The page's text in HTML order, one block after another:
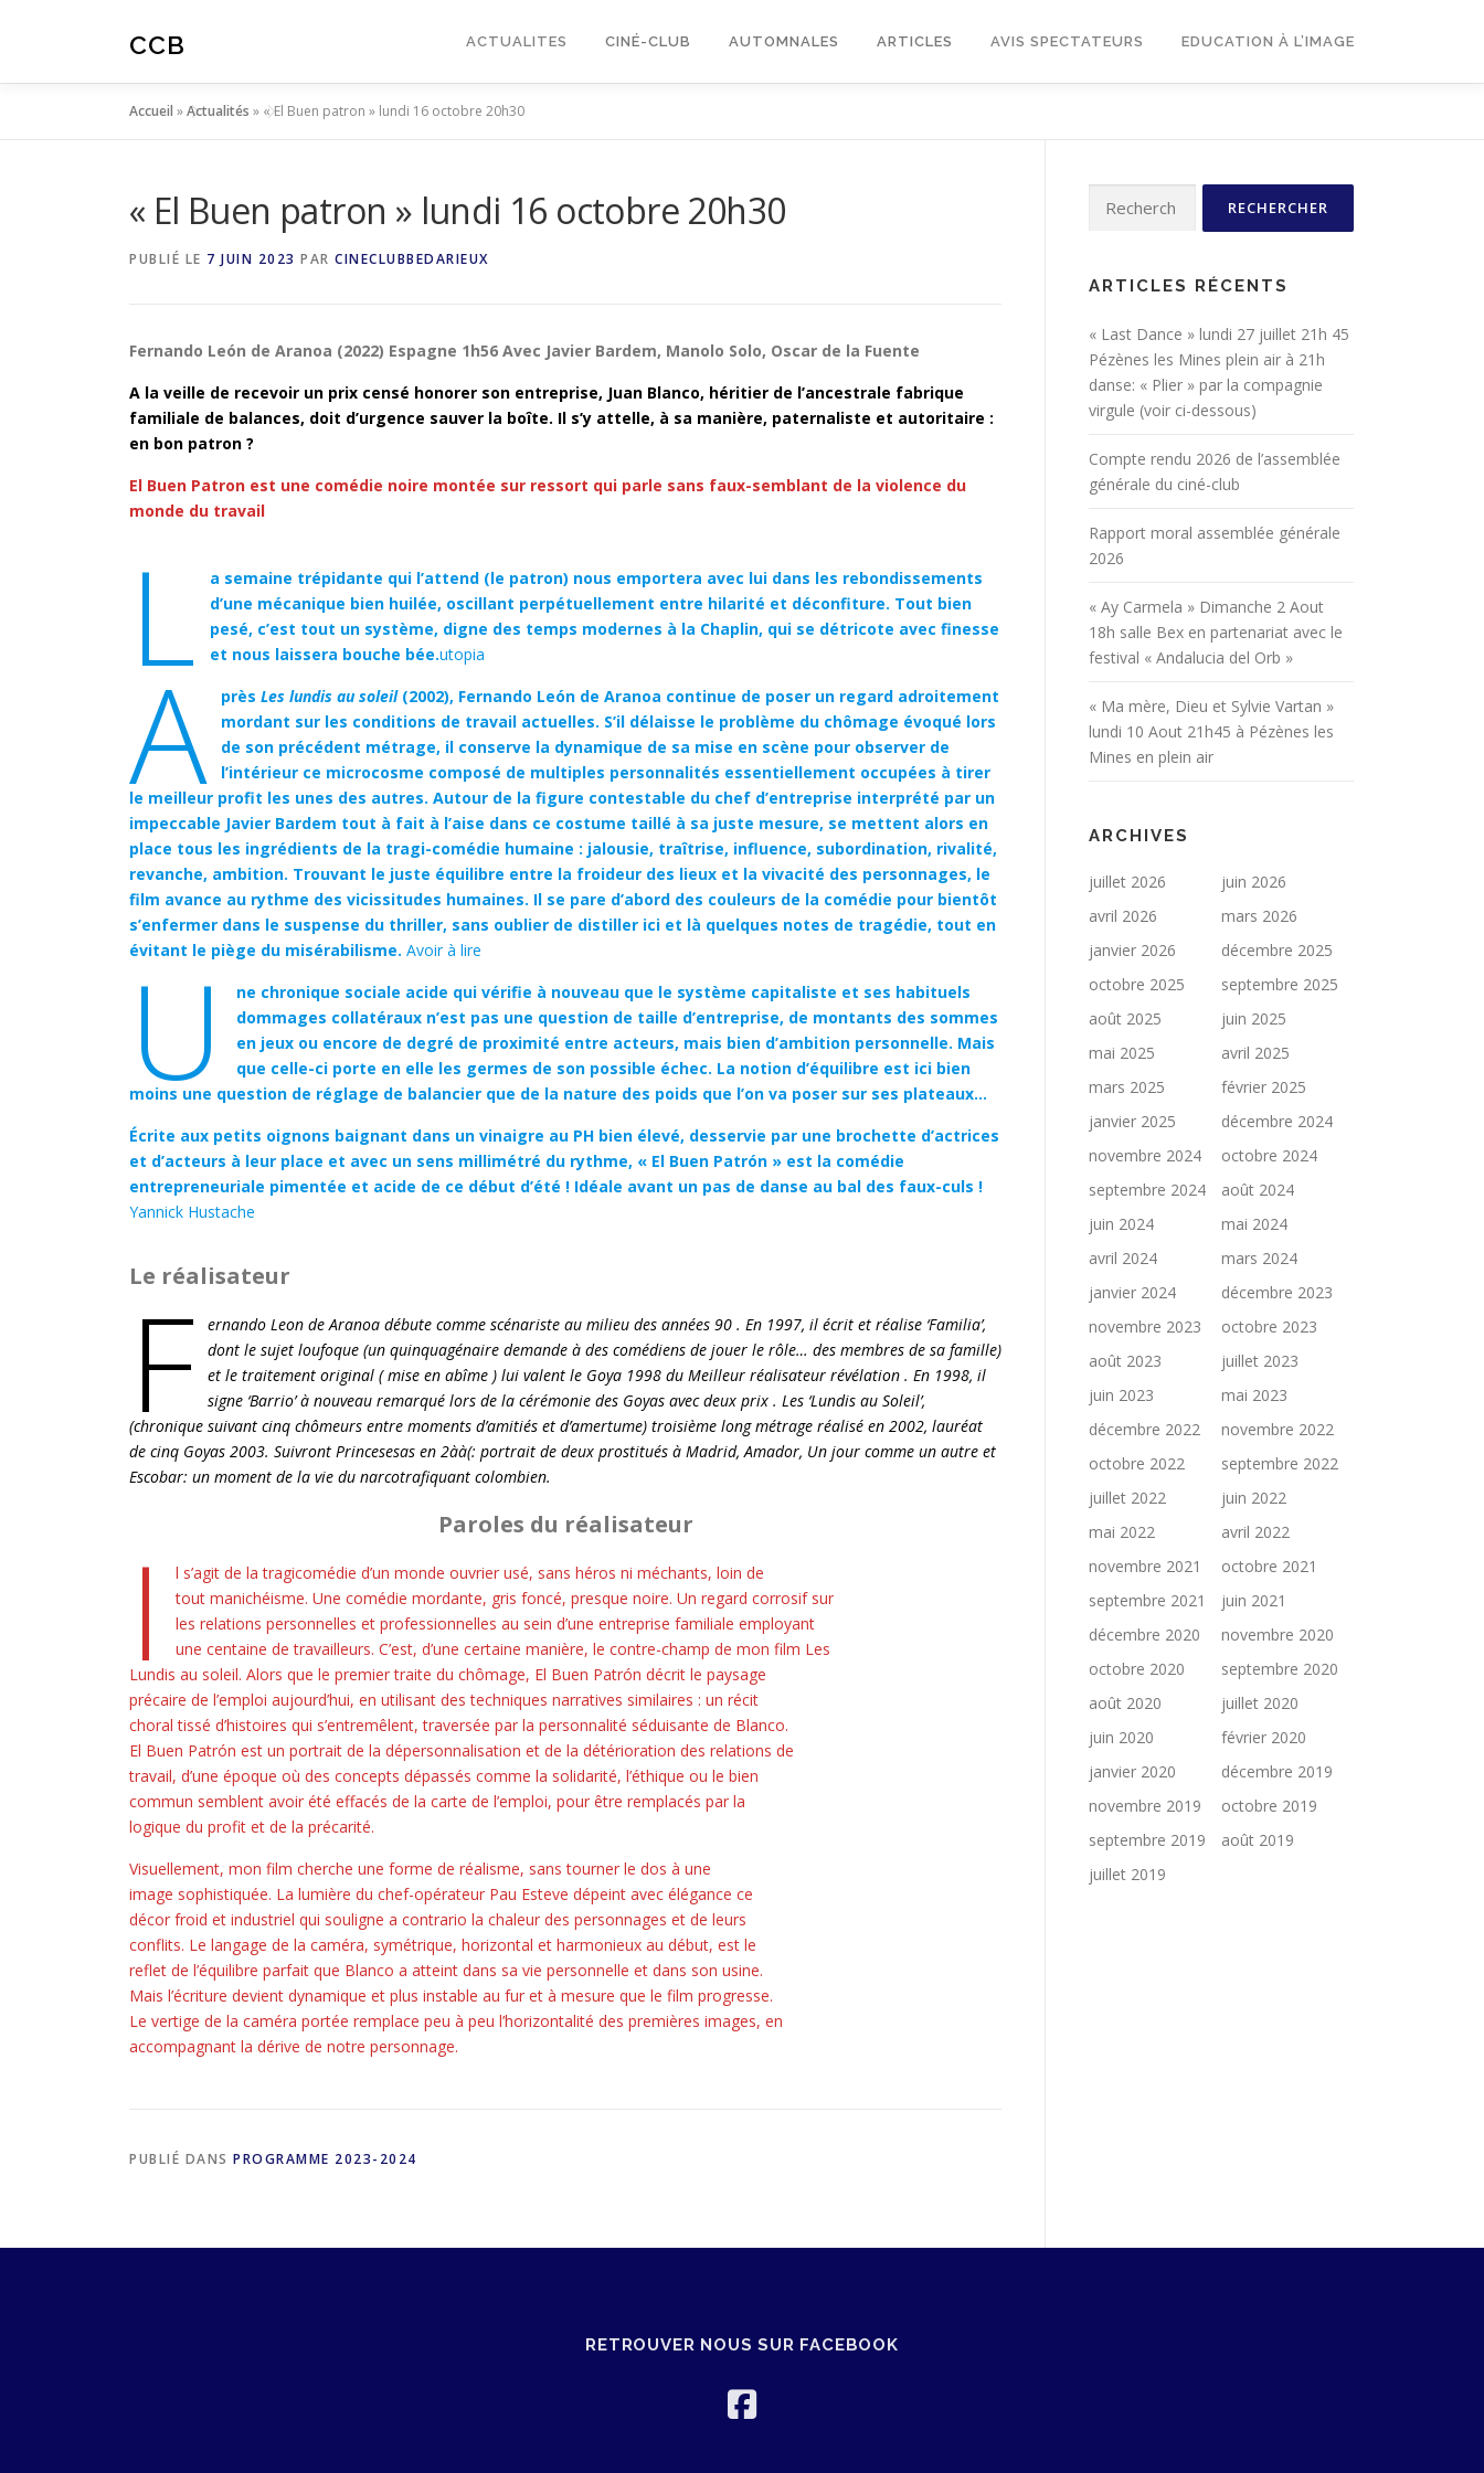
CCB ACTUALITES CINÉ-CLUB AUTOMNALES ARTICLES AVIS SPECTATEURS EDUCATION À L’IMAGE
Accueil »Actualités » « El Buen patron » lundi 16 octobre 20h30
« El Buen patron » lundi 16 octobre 20h30
PUBLIÉ LE 7 JUIN 2023 PAR CINECLUBBEDARIEUX
Fernando León de Aranoa (2022) Espagne 1h56 Avec Javier Bardem, Manolo Solo, Oscar de la Fuente
A la veille de recevoir un prix censé honorer son entreprise, Juan Blanco, héritier de l’ancestrale fabrique
familiale de balances, doit d’urgence sauver la boîte. Il s’y attelle, à sa manière, paternaliste et autoritaire :
en bon patron ?
El Buen Patron est une comédie noire montée sur ressort qui parle sans faux-semblant de la violence du
monde du travail
l
a semaine trépidante qui l’attend (le patron) nous emportera avec lui dans les rebondissements
d’une mécanique bien huilée, oscillant perpétuellement entre hilarité et déconfiture. Tout bien
pesé, c’est tout un système, digne des temps modernes à la Chaplin, qui se détricote avec finesse
et nous laissera bouche bée.utopia
A près Les lundis au soleil(2002), Fernando León de Aranoa continue de poser un regard adroitement
mordant sur les conditions de travail actuelles. S’il délaisse le problème du chômage évoqué lors
de son précédent métrage, il conserve la dynamique de sa mise en scène pour observer de
l’intérieur ce microcosme composé de multiples personnalités essentiellement occupées à tirer
le meilleur profit les unes des autres. Autour de la figure contestable du chef d’entreprise interprété par un
impeccable Javier Bardem tout à fait à l’aise dans ce costume taillé à sa juste mesure, se mettent alors en
place tous les ingrédients de la tragi-comédie humaine : jalousie, traîtrise, influence, subordination, rivalité,
revanche, ambition. Trouvant le juste équilibre entre la froideur des lieux et la vivacité des personnages, le
film avance au rythme des vicissitudes humaines. Il se pare d’abord des couleurs de la comédie pour bientôt
s’enfermer dans le suspense du thriller, sans oublier de distiller ici et là quelques notes de tragédie, tout en
évitant le piège du misérabilisme. Avoir à lire
U
ne chronique sociale acide qui vérifie à nouveau que le système capitaliste et ses habituels
dommages collatéraux n’est pas une question de taille d’entreprise, de montants des sommes
en jeux ou encore de degré de proximité entre acteurs, mais bien d’ambition personnelle. Mais
que celle-ci porte en elle les germes de son possible échec. La notion d’équilibre est ici bien
moins une question de réglage de balancier que de la nature des poids que l’on va poser sur ses plateaux…
Écrite aux petits oignons baignant dans un vinaigre au PH bien élevé, desservie par une brochette d’actrices
et d’acteurs à leur place et avec un sens millimétré du rythme, « El Buen Patrón » est la comédie
entrepreneuriale pimentée et acide de ce début d’été ! Idéale avant un pas de danse au bal des faux-culs !
Yannick Hustache
Le réalisateur
F
ernando Leon de Aranoa débute comme scénariste au milieu des années 90 . En 1997, il écrit et réalise ‘Familia’,
dont le sujet loufoque (un quinquagénaire demande à des comédiens de jouer le rôle… des membres de sa famille)
et le traitement original ( mise en abîme ) lui valent le Goya 1998 du Meilleur réalisateur révélation . En 1998, il
signe ‘Barrio’ à nouveau remarqué lors de la cérémonie des Goyas avec deux prix . Les ‘Lundis au Soleil’,
(chronique suivant cinq chômeurs entre moments d’amitiés et d’amertume) troisième long métrage réalisé en 2002, lauréat
de cinq Goyas 2003. Suivront Princesesas en 2àà(: portrait de deux prostitués à Madrid, Amador, Un jour comme un autre et
Escobar: un moment de la vie du narcotrafiquant colombien.
Paroles du réalisateur
I
l s’agit de la tragicomédie d’un monde ouvrier usé, sans héros ni méchants, loin de
tout manichéisme. Une comédie mordante, gris foncé, presque noire. Un regard corrosif sur
les relations personnelles et professionnelles au sein d’une entreprise familiale employant
une centaine de travailleurs. C’est, d’une certaine manière, le contre-champ de mon film Les
Lundis au soleil. Alors que le premier traite du chômage, El Buen Patrón décrit le paysage
précaire de l’emploi aujourd’hui, en utilisant des techniques narratives similaires : un récit
choral tissé d’histoires qui s’entremêlent, traversée par la personnalité séduisante de Blanco.
El Buen Patrón est un portrait de la dépersonnalisation et de la détérioration des relations de
travail, d’une époque où des concepts dépassés comme la solidarité, l’éthique ou le bien
commun semblent avoir été effacés de la carte de l’emploi, pour être remplacés par la
logique du profit et de la précarité.
Visuellement, mon film cherche une forme de réalisme, sans tourner le dos à une
image sophistiquée. La lumière du chef-opérateur Pau Esteve dépeint avec élégance ce
décor froid et industriel qui souligne a contrario la chaleur des personnages et de leurs
conflits. Le langage de la caméra, symétrique, horizontal et harmonieux au début, est le
reflet de l’équilibre parfait que Blanco a atteint dans sa vie personnelle et dans son usine.
Mais l’écriture devient dynamique et plus instable au fur et à mesure que le film progresse.
Le vertige de la caméra portée remplace peu à peu l’horizontalité des premières images, en
accompagnant la dérive de notre personnage.
PUBLIÉ DANS PROGRAMME 2023-2024
ARTICLES RÉCENTS
« Last Dance » lundi 27 juillet 21h 45
Pézènes les Mines plein air à 21h
danse: « Plier » par la compagnie
virgule (voir ci-dessous)
Compte rendu 2026 de l’assemblée
générale du ciné-club
Rapport moral assemblée générale
2026
« Ay Carmela » Dimanche 2 Aout
18h salle Bex en partenariat avec le
festival « Andalucia del Orb »
« Ma mère, Dieu et Sylvie Vartan »
lundi 10 Aout 21h45 à Pézènes les
Mines en plein air
ARCHIVES
juillet 2026
juin 2026
avril 2026
mars 2026
janvier 2026
décembre 2025
octobre 2025
septembre 2025
août 2025
juin 2025
mai 2025
avril 2025
mars 2025
février 2025
janvier 2025
décembre 2024
novembre 2024
octobre 2024
septembre 2024
août 2024
juin 2024
mai 2024
avril 2024
mars 2024
janvier 2024
décembre 2023
novembre 2023
octobre 2023
août 2023
juillet 2023
juin 2023
mai 2023
décembre 2022
novembre 2022
octobre 2022
septembre 2022
juillet 2022
juin 2022
mai 2022
avril 2022
novembre 2021
octobre 2021
septembre 2021
juin 2021
décembre 2020
novembre 2020
octobre 2020
septembre 2020
août 2020
juillet 2020
juin 2020
février 2020
janvier 2020
décembre 2019
novembre 2019
octobre 2019
septembre 2019
août 2019
juillet 2019
RETROUVER NOUS SUR FACEBOOK